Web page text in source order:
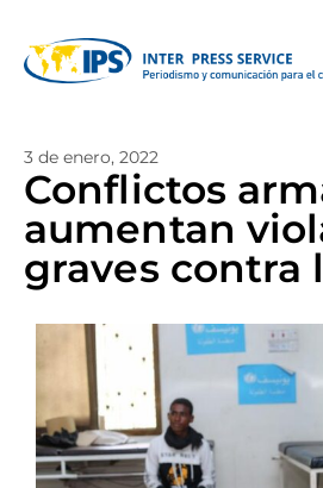
3 de enero, 2022
Conflictos
aumentan
graves contra